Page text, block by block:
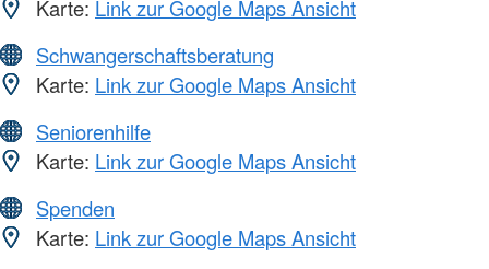
Karte: Link zur Google Maps Ansicht
Schwangerschaftsberatung
Karte: Link zur Google Maps Ansicht
Seniorenhilfe
Karte: Link zur Google Maps Ansicht
Spenden
Karte: Link zur Google Maps Ansicht